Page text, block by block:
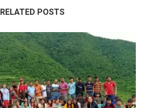
RELATED POSTS